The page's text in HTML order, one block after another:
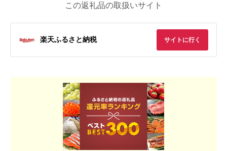
この返礼品の取扱いサイト
楽天ふるさと納税 サイトに行く